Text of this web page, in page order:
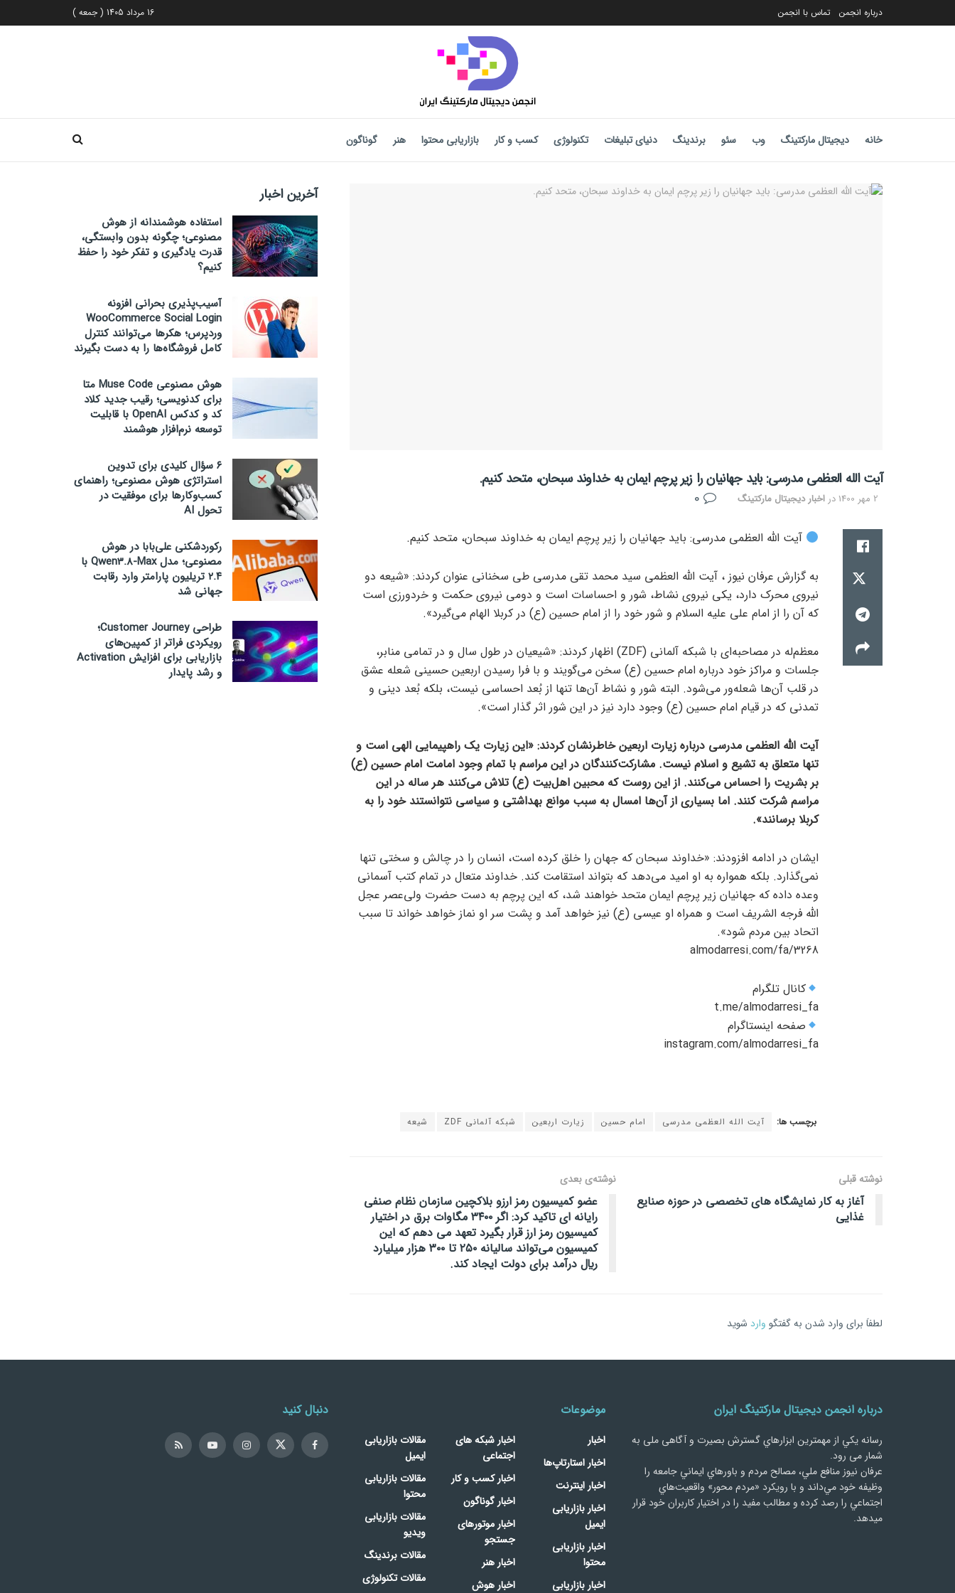
درباره انجمن تماس با انجمن 16 مرداد 1405 ( جمعه )
خانه دیجیتال مارکتینگ وب سئو برندینگ دنیای تبلیغات تکنولوژی کسب و کار بازاریابی محتوا هنر گوناگون
آیت الله العظمی مدرسی: باید جهانیان را زیر پرچم ایمان به خداوند سبحان، متحد کنیم.
2 مهر 1400 دراخبار دیجیتال مارکتینگ
آیت الله العظمی مدرسی: باید جهانیان را زیر پرچم ایمان به خداوند سبحان، متحد کنیم.
به گزارش عرفان نیوز ، آیت الله العظمی سید محمد تقی مدرسی طی سخنانی عنوان کردند: «شیعه دو
نیروی محرک دارد، یکی نیروی نشاط، شور و احساسات است و دومی نیروی حکمت و خردورزی است
که آن را از امام علی علیه السلام و شور خود را از امام حسین (ع) در کربلا الهام می‌گیرد».
معظم‌له در مصاحبه‌ای با شبکه آلمانی (ZDF) اظهار کردند: «شیعیان در طول سال و در تمامی منابر،
جلسات و مراکز خود درباره امام حسین (ع) سخن می‌گویند و با فرا رسیدن اربعین حسینی شعله عشق
در قلب آن‌ها شعله‌ور می‌شود. البته شور و نشاط آن‌ها تنها از بُعد احساسی نیست، بلکه بُعد دینی و
تمدنی که در قیام امام حسین (ع) وجود دارد نیز در این شور اثر گذار است».
آیت الله العظمی مدرسی درباره زیارت اربعین خاطرنشان کردند: «این زیارت یک راهپیمایی الهی است و
تنها متعلق به تشیع و اسلام نیست. مشارکت‌کنندگان در این مراسم با تمام وجود امامت امام حسین (ع)
بر بشریت را احساس می‌کنند. از این روست که محبین اهل‌بیت (ع) تلاش می‌کنند هر ساله در این
مراسم شرکت کنند. اما بسیاری از آن‌ها امسال به سبب موانع بهداشتی و سیاسی نتوانستند خود را به
کربلا برسانند».
ایشان در ادامه افزودند: «خداوند سبحان که جهان را خلق کرده است، انسان را در چالش و سختی تنها
نمی‌گذارد. بلکه همواره به او امید می‌‌دهد که بتواند استقامت کند. خداوند متعال در تمام کتب آسمانی
وعده داده که جهانیان زیر پرچم ایمان متحد خواهند شد، که این پرچم به دست حضرت ولی‌عصر عجل
الله فرجه الشریف است و همراه او عیسی (ع) نیز خواهد آمد و پشت سر او نماز خواهد خواند تا سبب
اتحاد بین مردم شود».
کانال تلگرام
صفحه اینستاگرام
برچسب ها: آیت الله العظمی مدرسی امام حسین زیارت اربعین شبکه آلمانی ZDF شیعه
نوشته قبلی
آغاز به کار نمایشگاه های تخصصی در حوزه صنایع
غذایی
نوشته‌ی بعدی
عضو کمیسیون رمز ارزو بلاکچین سازمان نظام صنفی
رایانه ای تاکید کرد: اگر ۳۴۰۰ مگاوات برق در اختیار
کمیسیون رمز ارز قرار بگیرد تعهد می دهم که این
کمیسیون می‌تواند سالیانه ٢٥٠ تا ۳٠٠ هزار میلیارد
ريال درآمد برای دولت ایجاد کند.
لطفاَ برای وارد شدن به گفتگو وارد شوید
آخرین اخبار
استفاده هوشمندانه از هوش
مصنوعی؛ چگونه بدون وابستگی،
قدرت یادگیری و تفکر خود را حفظ
کنیم؟
آسیب‌پذیری بحرانی افزونه
WooCommerce Social Login
وردپرس؛ هکرها می‌توانند کنترل
کامل فروشگاه‌ها را به دست بگیرند
هوش مصنوعی Muse Code متا
برای کدنویسی؛ رقیب جدید کلاد
کد و کدکس OpenAI با قابلیت
توسعه نرم‌افزار هوشمند
۶ سؤال کلیدی برای تدوین
استراتژی هوش مصنوعی؛ راهنمای
کسب‌وکارها برای موفقیت در
تحول AI
رکوردشکنی علی‌بابا در هوش
مصنوعی؛ مدل Qwen3.8-Max با
۲.۴ تریلیون پارامتر وارد رقابت
جهانی شد
طراحی Customer Journey؛
رویکردی فراتر از کمپین‌های
بازاریابی برای افزایش Activation
و رشد پایدار
درباره انجمن دیجیتال مارکتینگ ایران
رسانه يكي از مهمترین ابزارهاي گسترش بصیرت و آگاهی ملی به
شمار می رود.
عرفان نیوز منافع ملي، مصالح مردم و باورهاي ايماني جامعه را
وظيفه خود مي‌داند و با رويكرد «مردم‌ محور» واقعيت‌هاي
اجتماعي را رصد کرده و مطالب مفید را در اختیار کاربران خود قرار
میدهد.
موضوعات
اخبار
اخبار استارتاپ‌ها
اخبار اینترنت
اخبار بازاریابی
ایمیل
اخبار بازاریابی
محتوا
اخبار بازاریابی
اخبار شبکه های
اجتماعی
اخبار کسب و کار
اخبار گوناگون
اخبار موتورهای
جستجو
اخبار هنر
اخبار هوش
مقالات بازاریابی
ایمیل
مقالات بازاریابی
محتوا
مقالات بازاریابی
ویدیو
مقالات برندینگ
مقالات تکنولوژی
دنبال کنید